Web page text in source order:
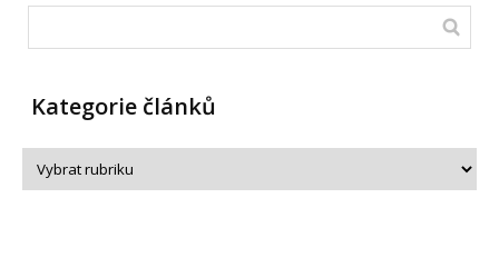
Kategorie článků